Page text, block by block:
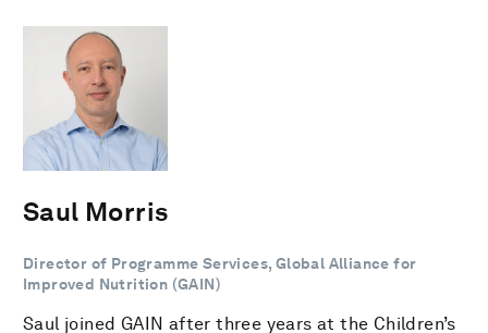
Saul Morris
Director of Programme Services, Global Alliance for
Improved Nutrition (GAIN)
Saul joined GAIN after three years at the Children’s